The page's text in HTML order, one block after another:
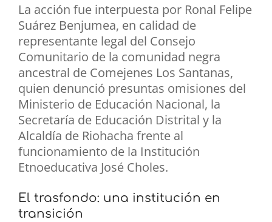
La acción fue interpuesta por Ronal Felipe
Suárez Benjumea, en calidad de
representante legal del Consejo
Comunitario de la comunidad negra
ancestral de Comejenes Los Santanas,
quien denunció presuntas omisiones del
Ministerio de Educación Nacional, la
Secretaría de Educación Distrital y la
Alcaldía de Riohacha frente al
funcionamiento de la Institución
Etnoeducativa José Choles.
El trasfondo: una institución en
transición